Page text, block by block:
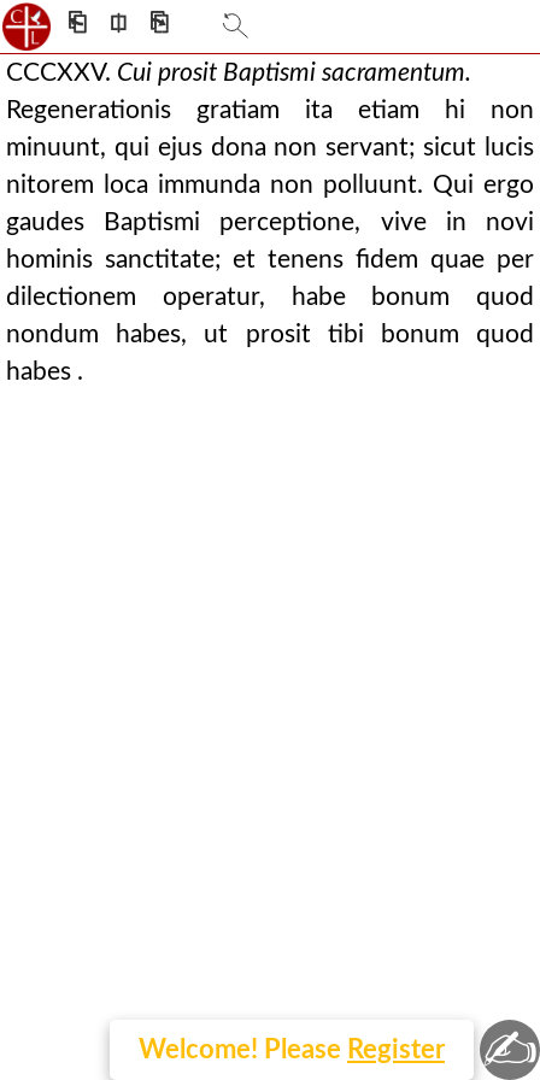
⎗ ⎅ ⎘
CCCXXV. Cui prosit Baptismi sacramentum.
Regenerationis gratiam ita etiam hi non
minuunt, qui ejus dona non servant; sicut lucis
nitorem loca immunda non polluunt. Qui ergo
gaudes Baptismi perceptione, vive in novi
hominis sanctitate; et tenens fidem quae per
dilectionem operatur, habe bonum quod
nondum habes, ut prosit tibi bonum quod
habes .
Welcome! Please Register ✍